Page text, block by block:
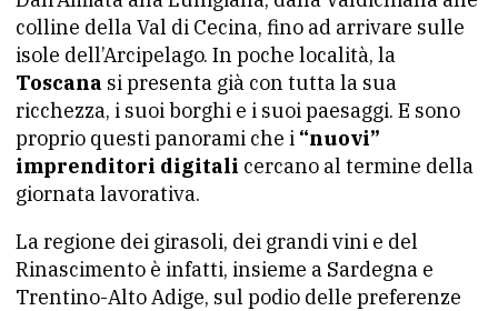
colline della Val di Cecina, fino ad arrivare sulle
isole dell’Arcipelago. In poche località, la
Toscana si presenta già con tutta la sua
ricchezza, i suoi borghi e i suoi paesaggi. E sono
proprio questi panorami che i “nuovi”
imprenditori digitali cercano al termine della
giornata lavorativa.
La regione dei girasoli, dei grandi vini e del
Rinascimento è infatti, insieme a Sardegna e
Trentino-Alto Adige, sul podio delle preferenze